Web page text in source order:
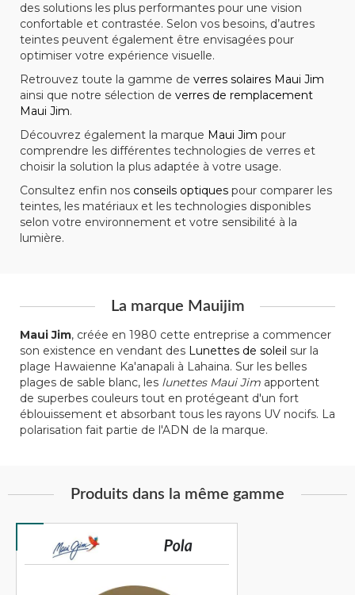
des solutions les plus performantes pour une vision
confortable et contrastée. Selon vos besoins, d’autres
teintes peuvent également être envisagées pour
optimiser votre expérience visuelle.
Retrouvez toute la gamme de verres solaires Maui Jim
ainsi que notre sélection de verres de remplacement
Maui Jim.
Découvrez également la marque Maui Jim pour
comprendre les différentes technologies de verres et
choisir la solution la plus adaptée à votre usage.
Consultez enfin nos conseils optiques pour comparer les
teintes, les matériaux et les technologies disponibles
selon votre environnement et votre sensibilité à la
lumière.
La marque Mauijim
Maui Jim, créée en 1980 cette entreprise a commencer
son existence en vendant des Lunettes de soleil sur la
plage Hawaienne Ka'anapali à Lahaina. Sur les belles
plages de sable blanc, les lunettes Maui Jim apportent
de superbes couleurs tout en protégeant d'un fort
éblouissement et absorbant tous les rayons UV nocifs. La
polarisation fait partie de l'ADN de la marque.
Produits dans la même gamme